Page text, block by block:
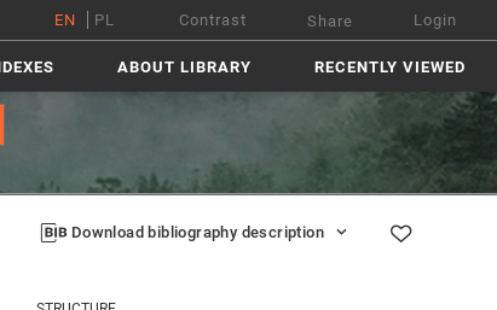
EN PL Contrast Share Login
ABOUT LIBRARY RECENTLY VIEWED
Download bibliography description